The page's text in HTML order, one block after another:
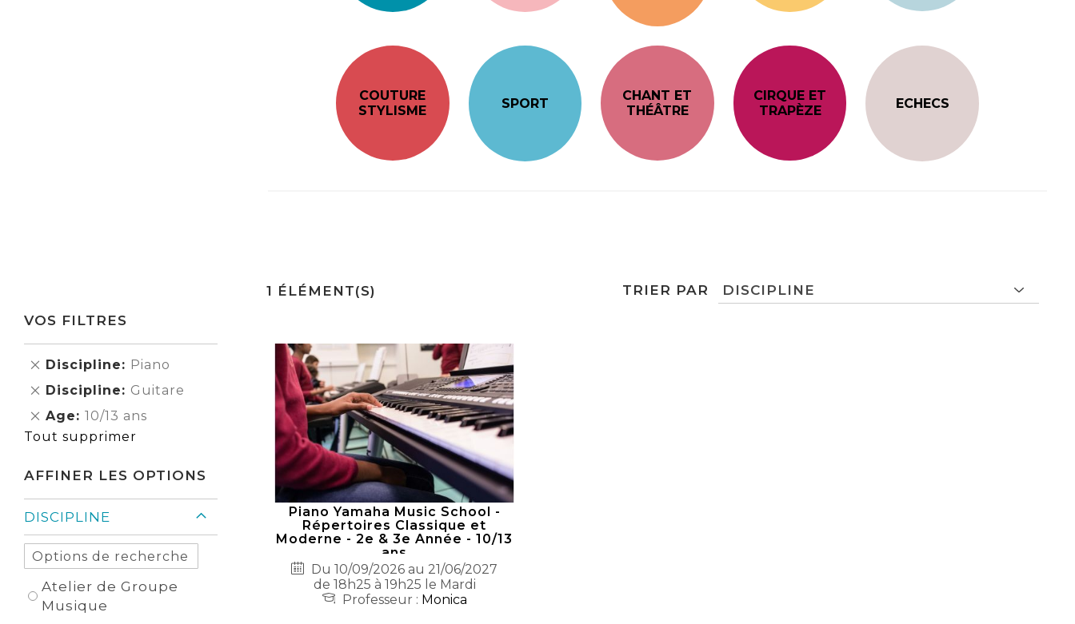
COUTURE
STYLISME
SPORT
CHANT ET
THÉÂTRE
CIRQUE ET
TRAPÈZE
ECHECS
1 ÉLÉMENT(S) TRIER PAR
Piano Yamaha Music School -
Répertoires Classique et
Moderne - 2e & 3e Année - 10/13
ans
Du 10/09/2026 au 21/06/2027
de 18h25 à 19h25 le Mardi
Professeur : Monica
VOS FILTRES
Discipline Piano
Supprimer
cet
Élément
Discipline Guitare
Supprimer
Élément
Age 10/13 ans
Supprimer
cet
Tout supprimer
AFFINER LES OPTIONS
DISCIPLINE
Atelier de Groupe
Musique